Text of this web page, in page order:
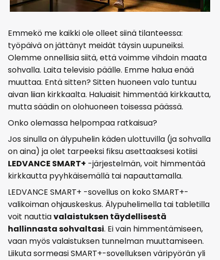
Emmekö me kaikki ole olleet siinä tilanteessa:
työpäivä on jättänyt meidät täysin uupuneiksi.
Olemme onnellisia siitä, että voimme vihdoin maata
sohvalla. Laita televisio päälle. Emme halua enää
muuttaa. Entä sitten? Sitten huoneen valo tuntuu
aivan liian kirkkaalta. Haluaisit himmentää kirkkautta,
mutta säädin on olohuoneen toisessa päässä.
Onko olemassa helpompaa ratkaisua?
Jos sinulla on älypuhelin käden ulottuvilla (ja sohvalla
on aina) ja olet tarpeeksi fiksu asettaaksesi kotiisi
LEDVANCE SMART+ -järjestelmän, voit himmentää
kirkkautta pyyhkäisemällä tai napauttamalla.
LEDVANCE SMART+ -sovellus on koko SMART+-
valikoiman ohjauskeskus. Älypuhelimella tai tabletilla
voit nauttiavalaistuksen täydellisestä
hallinnasta sohvaltasi. Ei vain himmentämiseen,
vaan myös valaistuksen tunnelman muuttamiseen.
Liikuta sormeasi SMART+-sovelluksen väripyörän yli